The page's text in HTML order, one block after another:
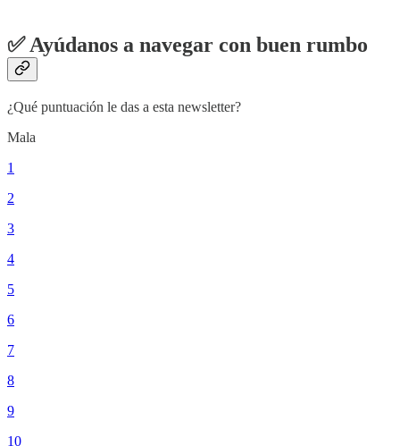
✅ Ayúdanos a navegar con buen rumbo
¿Qué puntuación le das a esta newsletter?
Mala
1
2
3
4
5
6
7
8
9
10